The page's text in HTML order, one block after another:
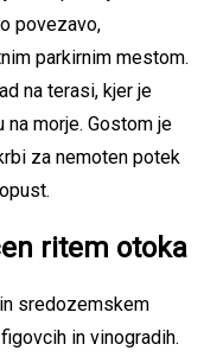
povezavo,
parkirnim mestom.
na terasi, kjer je
morje. Gostom je
za nemoten potek
ritem otoka
sredozemskem
in vinogradih.